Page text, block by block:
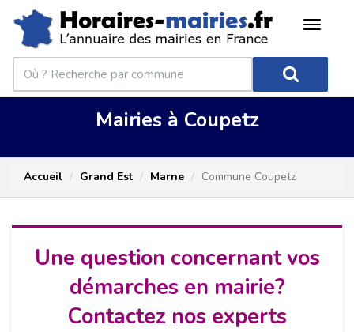
Mairies à Coupetz
Accueil Grand Est Marne Commune Coupetz
Une question concernant vos
démarches en mairie?
Contactez nos experts